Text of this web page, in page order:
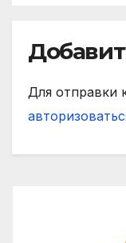
Для отправки